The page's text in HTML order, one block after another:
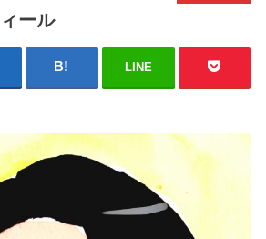
ール
LINE